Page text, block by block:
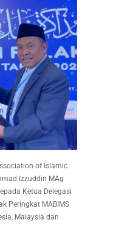
of Islamic
Izzuddin MAg
Ketua Delegasi
Peringkat MABIMS
Malaysia dan